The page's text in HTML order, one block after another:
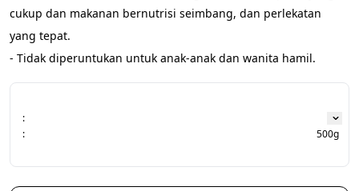
cukup dan makanan bernutrisi seimbang, dan perlekatan
yang tepat.
- Tidak diperuntukan untuk anak-anak dan wanita hamil.
:
:
500g